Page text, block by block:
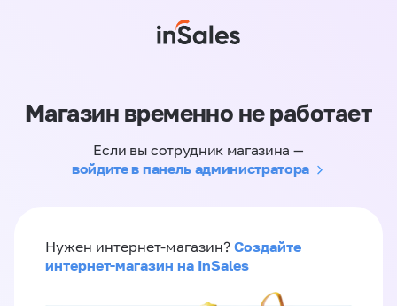
Магазин временно не работает
Если вы сотрудник магазина —
войдите в панель администратора
Нужен интернет-магазин? Создайте
интернет-магазин на InSales